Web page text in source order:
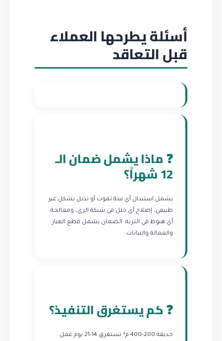
أسئلة يطرحها العملاء
قبل التعاقد
❓ ماذا يشمل ضمان الـ
12 شهراً؟
يشمل استبدال أي نبتة تموت أو تذبل بشكل غير
طبيعي، إصلاح أي خلل في شبكة الري، ومعالجة
أي هبوط في التربة. الضمان يشمل قطع الغيار
والعمالة والنباتات.
❓ كم يستغرق التنفيذ؟
حديقة 200-400 م² تستغرق 14-21 يوم عمل.